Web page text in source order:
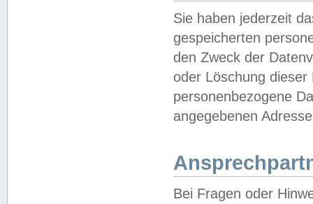
Sie haben jederzeit
gespeicherten
den Zweck der
oder Löschung
personenbezogene
angegebenen
Bei Fragen oder